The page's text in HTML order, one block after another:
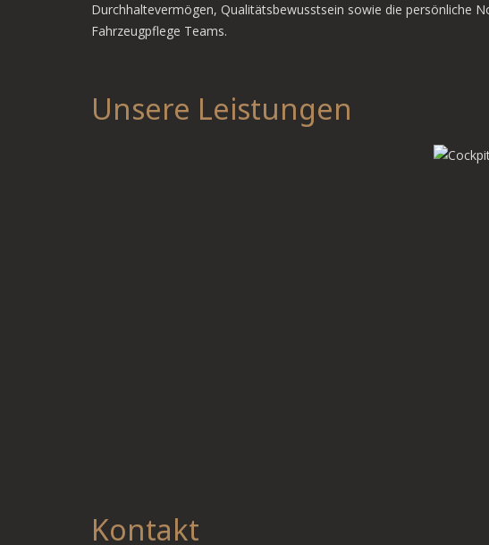
Durchhaltevermögen, Qualitätsbewusstsein sowie die persönliche
Fahrzeugpflege Teams.
Unsere Leistungen
Kontakt